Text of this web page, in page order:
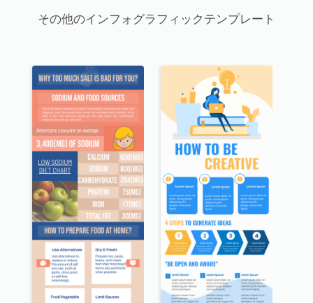
その他のインフォグラフィックテンプレート